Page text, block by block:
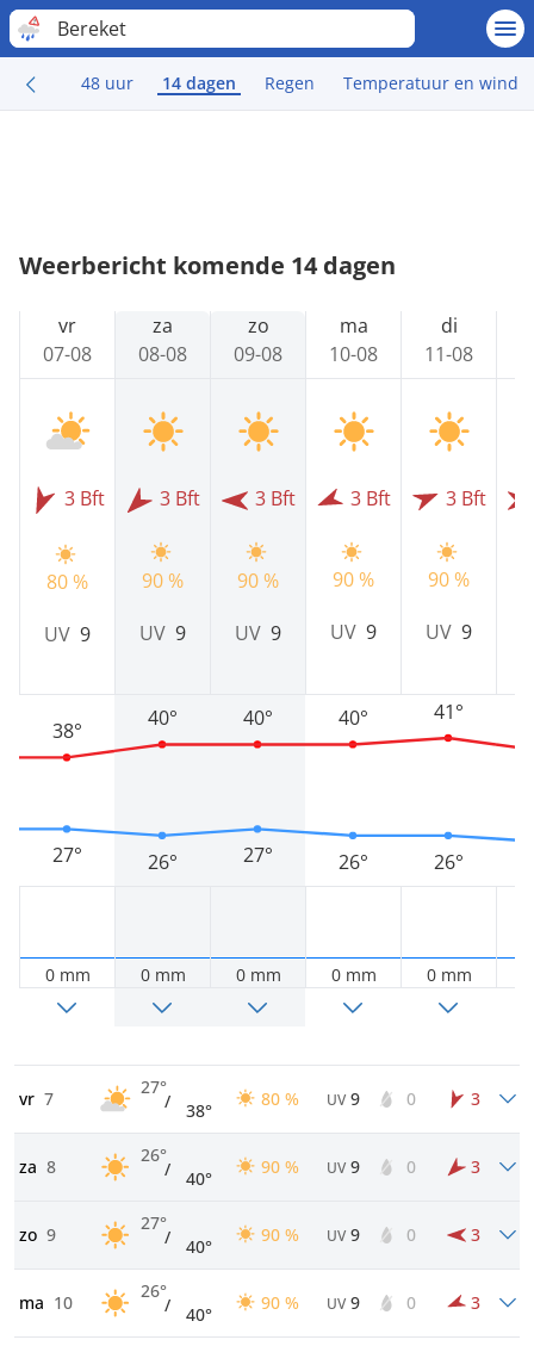
Bereket
48 uur 14 dagen Regen Temperatuur en wind
Weerbericht komende 14 dagen
vr
07-08
3 Bft
80 %
UV 9
27°
38°
0 mm
za
08-08
3 Bft
90 %
UV 9
26°
40°
0 mm
zo
09-08
3 Bft
90 %
UV 9
27°
40°
0 mm
ma
10-08
3 Bft
90 %
UV 9
26°
40°
0 mm
di
11-08
3 Bft
90 %
UV 9
26°
41°
0 mm
vr 7
27°
/ 38°
80 % UV 9 0 3
za 8
26°
/ 40°
90 % UV 9 0 3
zo 9
27°
/ 40°
90 % UV 9 0 3
ma 10
26°
/ 40°
90 % UV 9 0 3